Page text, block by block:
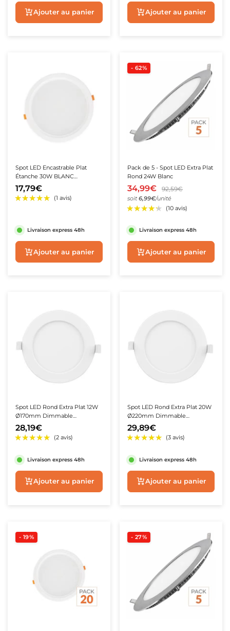
(8 avis)
★★★★★
★★★★★
★★★★★
★★★★★ (6 avis)
Ajouter au panier Aperçu rapide
Spot LED Encastrable Plat
Étanche 30W BLANC
Transformateur Intégré
17,79€
Livraison express 48h
Aperçu rapide
- 62%
Pack de 5 - Spot LED Extra Plat
Rond 24W Blanc
34,99€ 92,59€
soit6,99€/unité
Livraison express 48h
Aperçu rapide
Spot LED Rond Extra Plat 12W
Ø170mm Dimmable
Température Variable -
3000K/4000K/6500K
28,19€
Livraison express 48h
Ajouter au panier
Spot LED Rond Extra Plat 20W
Ø220mm Dimmable
Température Variable -
3000K/4000K/6500K
29,89€
Livraison express 48h
Ajouter au
- 19% - 27%